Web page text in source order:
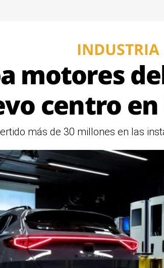
INDUSTRIA
motores
centro
más de 30 millones en las